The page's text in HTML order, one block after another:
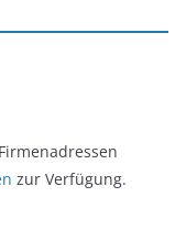
zur Verfügung.